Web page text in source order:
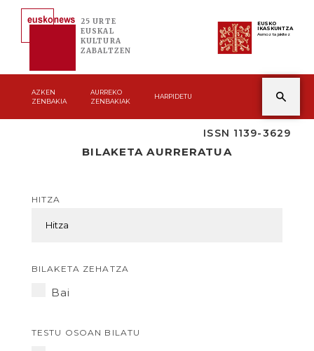
25 URTE
EUSKAL
KULTURA
ZABALTZEN
EUSKO
IKASKUNTZA
Asmoz ta jakitez
AZKEN
ZENBAKIA
AURREKO
ZENBAKIAK
HARPIDETU
ISSN 1139-3629
BILAKETA AURRERATUA
HITZA
BILAKETA ZEHATZA
Bai
TESTU OSOAN BILATU